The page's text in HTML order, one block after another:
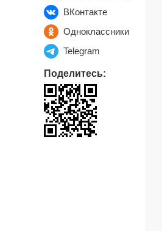
ВКонтакте
Одноклассники
Telegram
Поделитесь: